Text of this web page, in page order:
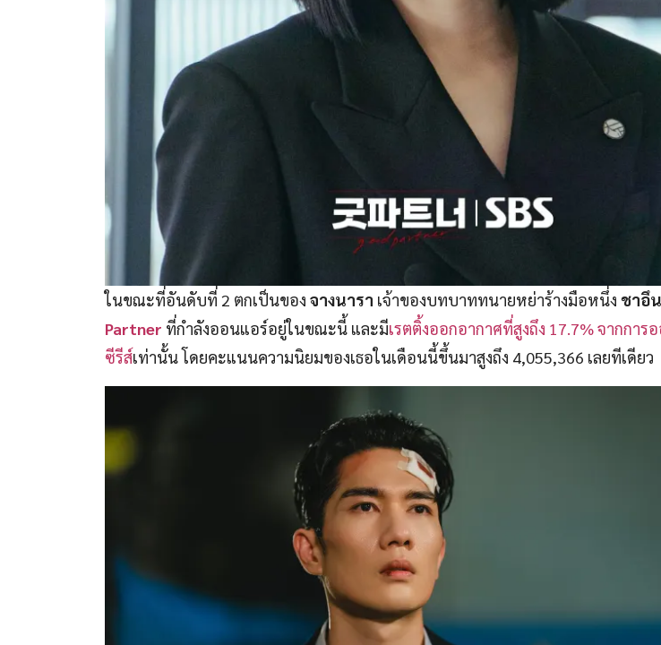
ในขณะที่อันดับที่ 2 ตกเป็นของ จางนารา เจ้าของบทบาททนายหย่าร้างมือหนึ่ง ชาอึ
Partner ที่กำลังออนแอร์อยู่ในขณะนี้ และมีเรตติ้งออกอากาศที่สูงถึง 17.7% จากการ
ซีรีส์เท่านั้น โดยคะแนนความนิยมของเธอในเดือนนี้ขึ้นมาสูงถึง 4,055,366 เลยทีเดียว